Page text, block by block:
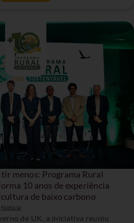
menos: Programa Rural
10 anos de experiência
de baixo carbono
Noticia
de UK, a iniciativa reuniu